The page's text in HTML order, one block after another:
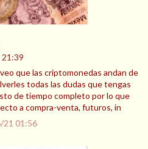
que las criptomonedas andan de
todas las dudas que tengas
de tiempo completo por lo que
a compra-venta, futuros, in
21 01:56